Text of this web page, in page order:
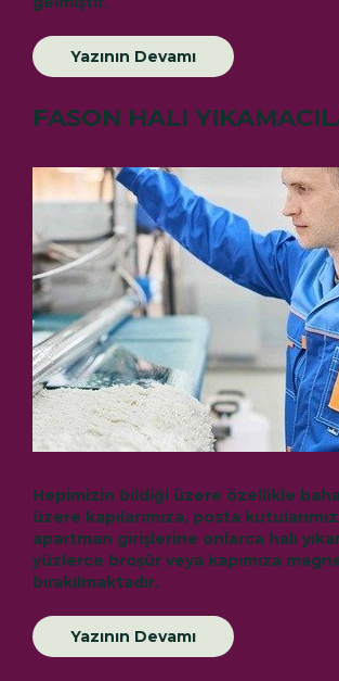
Yazının Devamı
FASON HALI
Hepimizin bildiği üzere özellikle
üzere kapılarımıza, posta
apartman girişlerine onlarca halı
yüzlerce broşür veya kapımıza
bırakılmaktadır.
Yazının Devamı